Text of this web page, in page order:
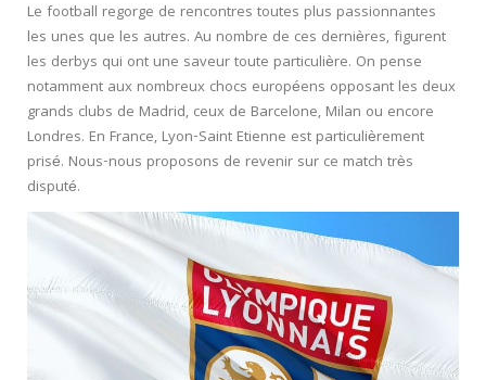
Le football regorge de rencontres toutes plus passionnantes
les unes que les autres. Au nombre de ces dernières, figurent
les derbys qui ont une saveur toute particulière. On pense
notamment aux nombreux chocs européens opposant les deux
grands clubs de Madrid, ceux de Barcelone, Milan ou encore
Londres. En France, Lyon-Saint Etienne est particulièrement
prisé. Nous-nous proposons de revenir sur ce match très
disputé.